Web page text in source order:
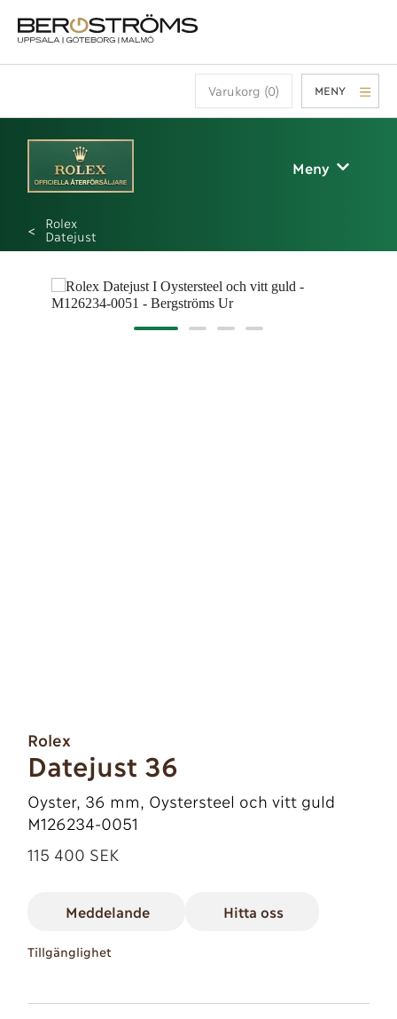
Varukorg (0) MENY
Meny
Rolex
Datejust
Rolex
Datejust 36
Oyster, 36 mm, Oystersteel och vitt guld
M126234-0051
115 400 SEK
Meddelande Hitta oss
Tillgänglighet